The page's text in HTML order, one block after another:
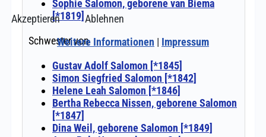
Akzeptieren
Ablehnen
Weitere Informationen | Impressum